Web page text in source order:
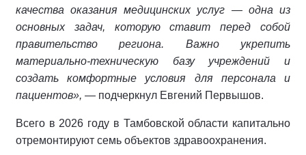
качества оказания медицинских услуг — одна из
основных задач, которую ставит перед собой
правительство региона. Важно укрепить
материально‑техническую базу учреждений и
создать комфортные условия для персонала и
пациентов», — подчеркнул Евгений Первышов.
Всего в 2026 году в Тамбовской области капитально
отремонтируют семь объектов здравоохранения.